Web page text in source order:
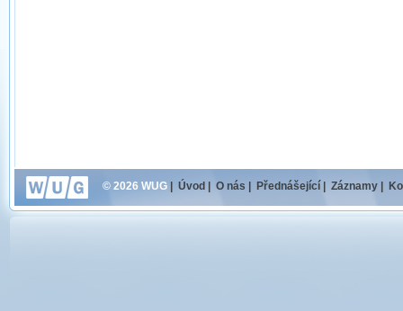
© 2026 WUG Úvod O nás Přednášející Záznamy